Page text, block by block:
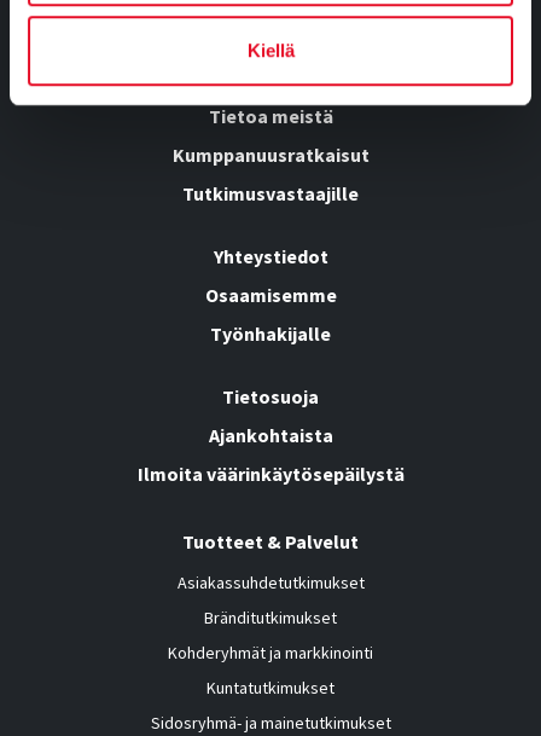
Kiellä
Tietoa meistä
Kumppanuusratkaisut
Tutkimusvastaajille
Yhteystiedot
Osaamisemme
Työnhakijalle
Tietosuoja
Ajankohtaista
Ilmoita väärinkäytösepäilystä
Tuotteet & Palvelut
Asiakassuhdetutkimukset
Bränditutkimukset
Kohderyhmät ja markkinointi
Kuntatutkimukset
Sidosryhmä- ja mainetutkimukset